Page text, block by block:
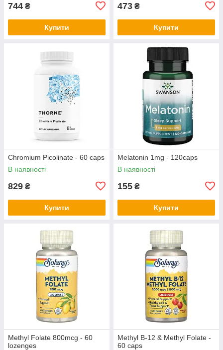
744 ₴
Купити
473 ₴
Купити
Chromium Picolinate - 60 caps
В наявності
829 ₴
Купити
Melatonin 1mg - 120caps
В наявності
155 ₴
Купити
Methyl Folate 800mcg - 60
lozenges
Methyl B-12 & Methyl Folate -
60 caps